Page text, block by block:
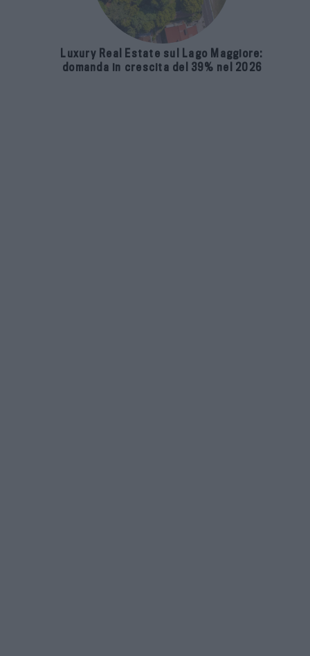
Luxury Real Estate sul Lago Maggiore:
domanda in crescita del 39% nel 2026